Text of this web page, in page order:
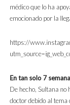
médico que lo ha
emocionado por la
https://
En tan solo 7
De hecho, Sultana
doctor debido al